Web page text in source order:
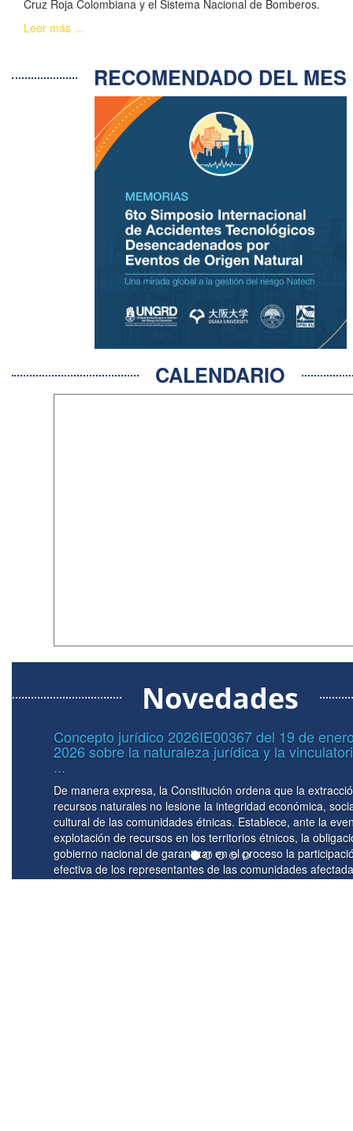
Cruz Roja Colombiana y el Sistema Nacional de Bomberos.
Leer más ...
RECOMENDADO DEL
CALENDARIO
Novedades
Circular No. 0039 del 07 de mayo del
Lineamientos para el manejo de los
La implementación de la unidad de caja en el
recursos que son transferidos al Fondo
del Riesgo de Desastres -FNGRD- tiene asidero
principalmente en el Decreto 1477 de 2025 por
Presupuesto General de la Nación para la
se detallan las apropiaciones y se clasifican y